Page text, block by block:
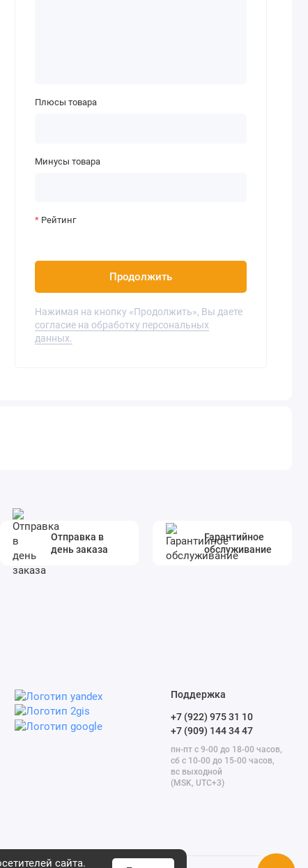
Плюсы товара
Минусы товара
Рейтинг
Продолжить
Нажимая на кнопку «Продолжить», Вы даете
согласие на обработку персональных
данных.
Отправка в
день заказа
Гарантийное
обслуживание
сайта.
Поддержка
+7 (922) 975 31 10
+7 (909) 144 34 47
пн-пт с 9-00 до 18-00 часов,
сб с 10-00 до 15-00 часов,
вс выходной
(MSK, UTC+3)